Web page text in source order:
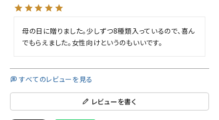
母の日に贈りました。少しずつ8種類入っているので、喜ん
でもらえました。女性向けというのもいいです。
すべてのレビューを見る
レビューを書く